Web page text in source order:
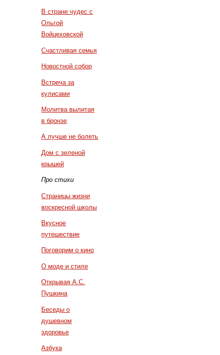
В стране чудес с
Ольгой
Войцеховской
Счастливая семья
Новостной собор
Встреча за
кулисами
Молитва вылитая
в бронзе
А лучше не болеть
Дом с зеленой
крышей
Про стихи
Страницы жизни
воскресной школы
Вкусное
путешествие
Поговорим о кино
О моде и стиле
Открывая А.С.
Пушкина
Беседы о
душевном
здоровье
Азбука